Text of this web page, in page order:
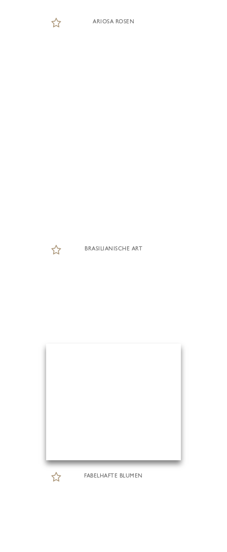
ARIOSA ROSEN
BRASILIANISCHE ART
FABELHAFTE BLUMEN